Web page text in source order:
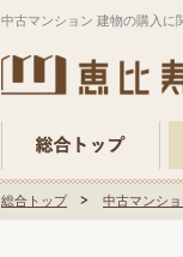
中古マンション 建物の購入に
総合トップ 中古マンショ